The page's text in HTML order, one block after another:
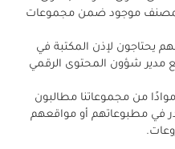
موجود ضمن مجموعات
يحتاجون لإذن المكتبة في
شؤون المحتوى الرقمي
من مجموعاتنا مطالبون
في مطبوعاتهم أو مواقعهم